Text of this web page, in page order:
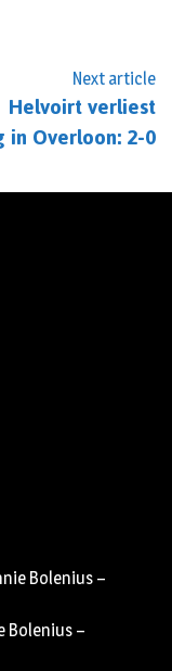
Next article
Helvoirt verliest
in Overloon: 2-0
Bolenius –
Bolenius –